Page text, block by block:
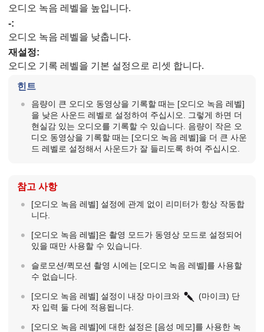
오디오 녹음 레벨을 높입니다.
-:
오디오 녹음 레벨을 낮춥니다.
재설정:
오디오 기록 레벨을 기본 설정으로 리셋 합니다.
힌트
음량이 큰 오디오 동영상을 기록할 때는 [오디오 녹음 레벨]
을 낮은 사운드 레벨로 설정하여 주십시오. 그렇게 하면 더
현실감 있는 오디오를 기록할 수 있습니다. 음량이 작은 오
디오 동영상을 기록할 때는 [오디오 녹음 레벨]을 더 큰 사운
드 레벨로 설정해서 사운드가 잘 들리도록 하여 주십시오.
참고 사항
[오디오 녹음 레벨] 설정에 관계 없이 리미터가 항상 작동합
니다.
[오디오 녹음 레벨]은 촬영 모드가 동영상 모드로 설정되어
있을 때만 사용할 수 있습니다.
슬로모션/퀵모션 촬영 시에는 [오디오 녹음 레벨]를 사용할
수 없습니다.
[오디오 녹음 레벨] 설정이 내장 마이크와
(마이크) 단
자 입력 둘 다에 적용됩니다.
[오디오 녹음 레벨]에 대한 설정은 [음성 메모]를 사용한 녹